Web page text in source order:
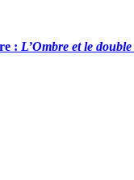
: L’Ombre et le double